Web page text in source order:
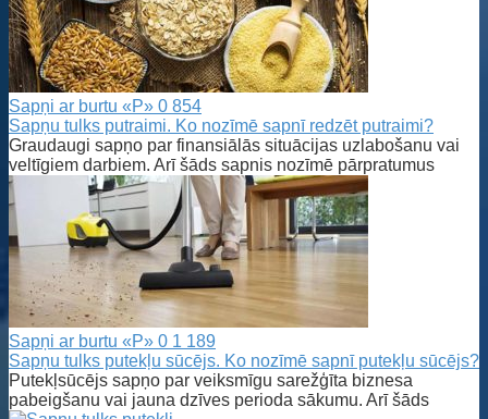
Sapņi ar burtu «P» 0 854
Sapņu tulks putraimi. Ko nozīmē sapnī redzēt putraimi?
Graudaugi sapņo par finansiālās situācijas uzlabošanu vai
veltīgiem darbiem. Arī šāds sapnis nozīmē pārpratumus
Sapņi ar burtu «P» 0 1 189
Sapņu tulks putekļu sūcējs. Ko nozīmē sapnī putekļu sūcējs?
Putekļsūcējs sapņo par veiksmīgu sarežģīta biznesa
pabeigšanu vai jauna dzīves perioda sākumu. Arī šāds